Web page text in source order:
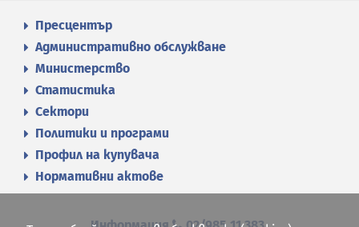
Пресцентър
Административно обслужване
Министерство
Статистика
Сектори
Политики и програми
Профил на купувача
Нормативни актове